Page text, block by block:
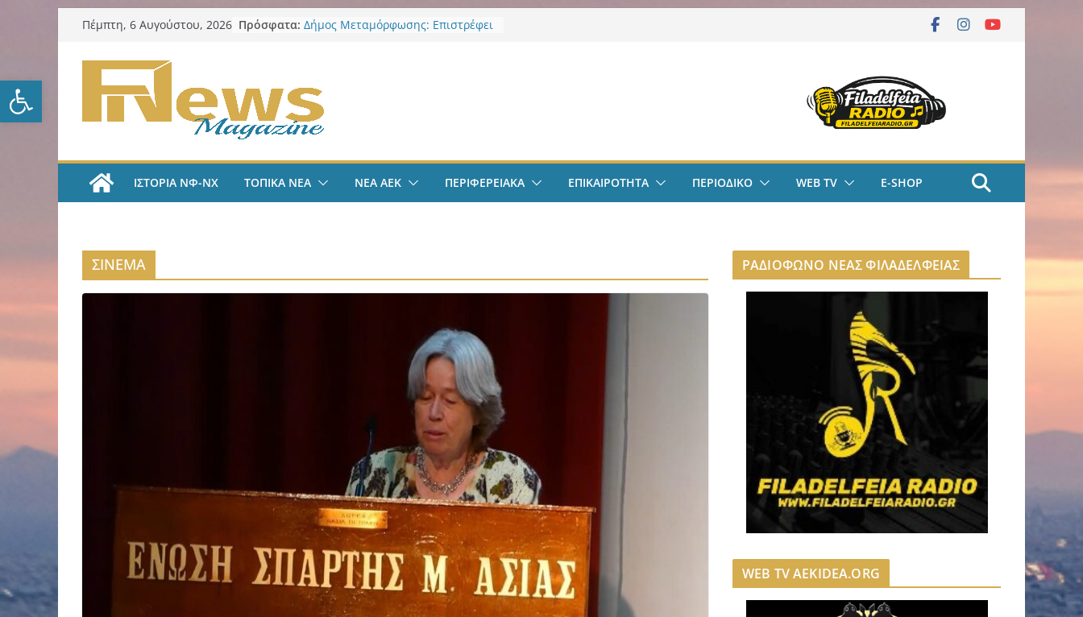
Ανοίξτε τη γραμμή εργαλείων
Μετάβαση
περιεχόμενο
Πέμπτη, 6 Αυγούστου, 2026 Πρόσφατα: Δήμος Μεταμόρφωσης: Επιστρέφει
αλλαγή του νομοθετικού πλαισιου
ΑΕΚ Ποδόσφαιρο: Στην Αθήνα ο
Μίλαν Βιτάλις – Περνά ιατρικά,
υπογράφει τετραετές συμβόλαιο
Αυτοκρατορία” #77 με ανοιχτές
γραμμές με Γιάννη Ευστρατιάδη
ενόψει της νέας αγωνιστικής σεζόν
Δήμος Νέας Ιωνίας: Ασπίδα
ΙΣΤΟΡΙΑ ΝΦ-ΝΧ ΤΟΠΙΚΑ ΝΕΑ ΝΕΑ ΑΕΚ ΠΕΡΙΦΕΡΕΙΑΚΑ ΕΠΙΚΑΙΡΟΤΗΤΑ ΠΕΡΙΟΔΙΚΟ WEB TV E-SHOP
ΣΙΝΕΜΑ ΡΑΔΙΟΦΩΝΟ ΝΕΑΣ ΦΙΛΑΔΕΛΦΕΙΑΣ
WEB TV AEKIDEA.ORG